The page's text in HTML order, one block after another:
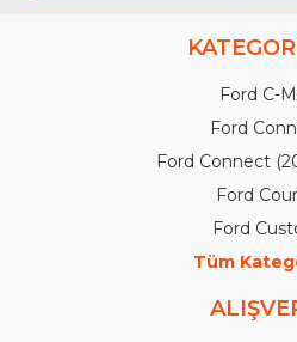
Ford C-
Ford
Ford Connect
Ford
Ford
Tüm